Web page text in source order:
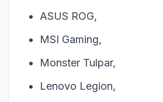
ASUS ROG,
MSI Gaming,
Monster Tulpar,
Lenovo Legion,